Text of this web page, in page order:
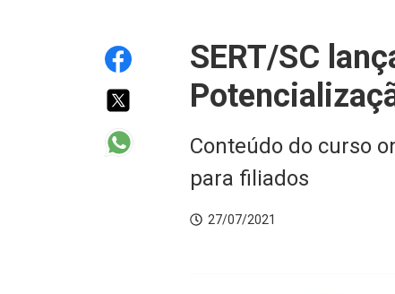
SERT/SC
Conteúdo do curso
para filiados
27/07/2021